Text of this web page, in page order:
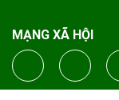
MẠNG XÃ HỘI